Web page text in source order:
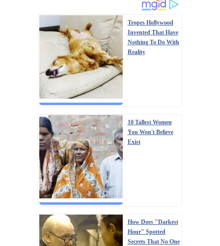
Tropes Hollywood
Invented That Have
Nothing To Do With
Reality
10 Tallest Women
You Won't Believe
Exist
How Does "Darkest
Hour" Spotted
Secrets That No One